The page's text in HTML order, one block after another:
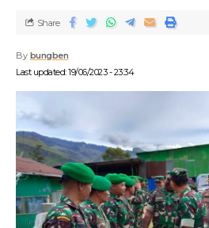
Last updated: 19/06/2023 - 23:34
By bungben
Share